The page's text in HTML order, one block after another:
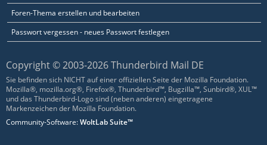
Foren-Thema erstellen und bearbeiten
Passwort vergessen - neues Passwort festlegen
Copyright © 2003-2026 Thunderbird Mail DE
Sie befinden sich NICHT auf einer offiziellen Seite der Mozilla Foundation.
Mozilla®, mozilla.org®, Firefox®, Thunderbird™, Bugzilla™, Sunbird®, XUL™
und das Thunderbird-Logo sind (neben anderen) eingetragene
Markenzeichen der Mozilla Foundation.
Community-Software:WoltLab Suite™